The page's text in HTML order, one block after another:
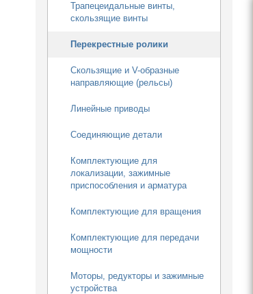
Трапецеидальные винты,
скользящие винты
Перекрестные ролики
Скользящие и V-образные
направляющие (рельсы)
Линейные приводы
Соединяющие детали
Комплектующие для
локализации, зажимные
приспособления и арматура
Комплектующие для вращения
Комплектующие для передачи
мощности
Моторы, редукторы и зажимные
устройства